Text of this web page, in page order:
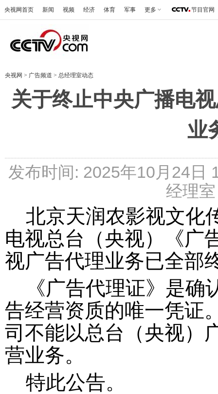
央视网首页 新闻 视频 经济 体育 军事 更多 节目官网
央视网 > 广告频道 > 总经理室动态
关于终止中央广播电
业
发布时间: 2025年10月24日
经理
北京天润农影视文化
电视总台（央视）《广
视广告代理业务已全部
《广告代理证》是
告经营资质的唯一凭证
司 不能以总台（央视）
营业务。
特此公告。